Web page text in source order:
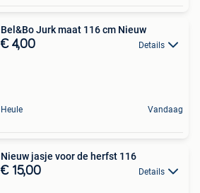
Bel&Bo Jurk maat 116 cm Nieuw
€ 4,00 Details
Heule Vandaag
Nieuw jasje voor de herfst 116
€ 15,00 Details